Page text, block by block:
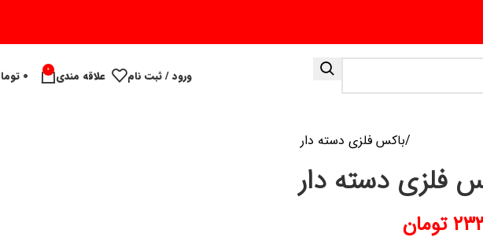
ورود / ثبت نام علاقه مندی 0 ۰
باکس فلزی دسته دار
فلزی دسته دار
تومان